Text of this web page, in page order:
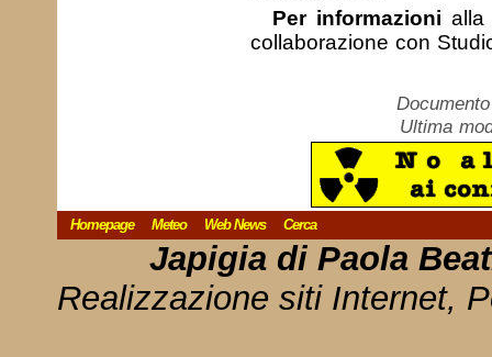
Per informazioni alla
collaborazione con
Ultima
Homepage Meteo Web News Cerca
Japigia di Paola
Realizzazione siti Internet,